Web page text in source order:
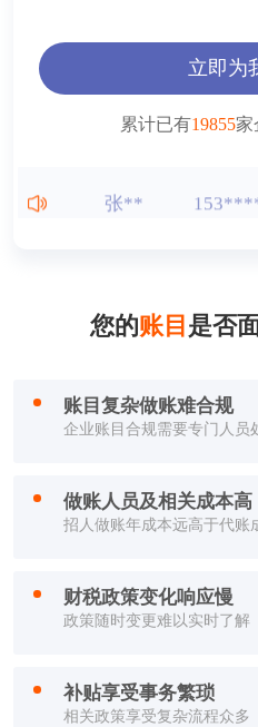
立即为
累计已有19855家
曾**
王**
方**
方**
方**
您的账目 是否
账目复杂做账难合规
企业账目合规需要专门人员
做账人员及相关成本高
招人做账年成本远高于代账
财税政策变化响应慢
政策随时变更难以实时了解
补贴享受事务繁琐
相关政策享受复杂流程众多